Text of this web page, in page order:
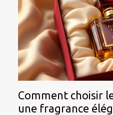
Comment choisir
une fragrance